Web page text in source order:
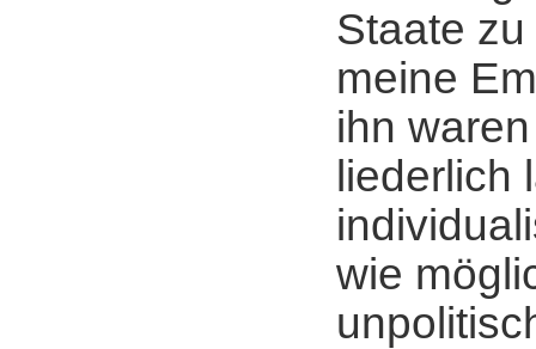
Staate
meine
ihn
liederlich
wie